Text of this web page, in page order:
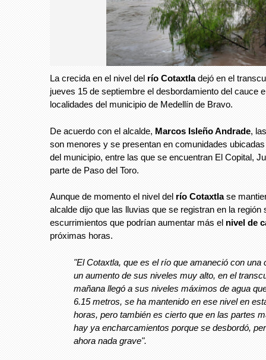
La crecida en el nivel del río Cotaxtladejó en el
jueves 15 de septiembre el desbordamiento del cauce
localidades del municipio de Medellín de Bravo.
De acuerdo con el alcalde, Marcos Isleño Andrade,
son menores y se presentan en comunidades
del municipio, entre las que se encuentran El Copital,
parte de Paso del Toro.
Aunque de momento el nivel del río Cotaxtlase
alcalde dijo que las lluvias que se registran en la región
escurrimientos que podrían aumentar más el nivel de
próximas horas.
"El Cotaxtla, que es el río que amaneció con una
un aumento de sus niveles muy alto, en el
mañana llegó a sus niveles máximos de agua
6.15 metros, se ha mantenido en ese nivel en
horas, pero también es cierto que en las partes
hay ya encharcamientos porque se desbordó,
ahora nada grave".